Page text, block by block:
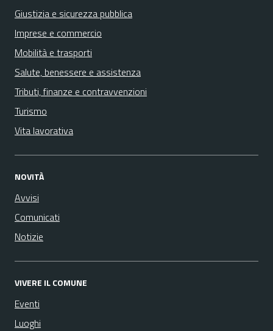
Giustizia e sicurezza pubblica
Imprese e commercio
Mobilità e trasporti
Salute, benessere e assistenza
Tributi, finanze e contravvenzioni
Turismo
Vita lavorativa
NOVITÀ
Avvisi
Comunicati
Notizie
VIVERE IL COMUNE
Eventi
Luoghi